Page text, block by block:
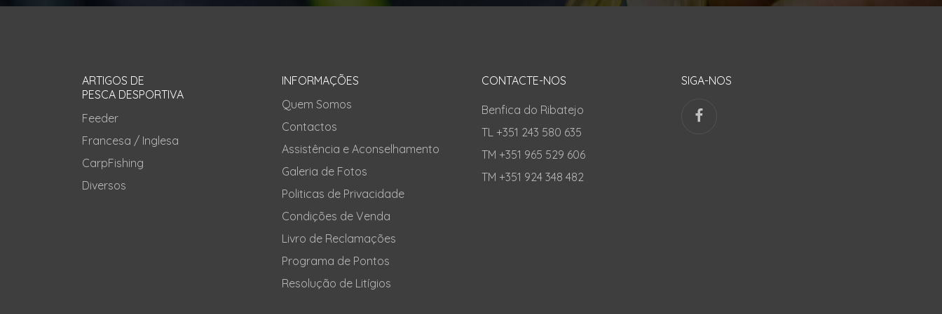
ARTIGOS DE
PESCA DESPORTIVA
Feeder
Francesa / Inglesa
CarpFishing
Diversos
INFORMAÇÕES
Quem Somos
Contactos
Assistência e Aconselhamento
Galeria de Fotos
Politicas de Privacidade
Condições de Venda
Livro de Reclamações
Programa de Pontos
Resolução de Litígios
CONTACTE-NOS
Benfica do Ribatejo
TL +351 243 580 635
TM +351 965 529 606
TM +351 924 348 482
SIGA-NOS